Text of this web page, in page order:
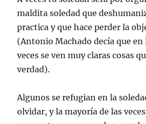
maldita soledad que
practica y que hace perder la
(Antonio Machado decía que en
veces se ven muy claras cosas
verdad).
Algunos se refugian en la
olvidar, y la mayoría de las